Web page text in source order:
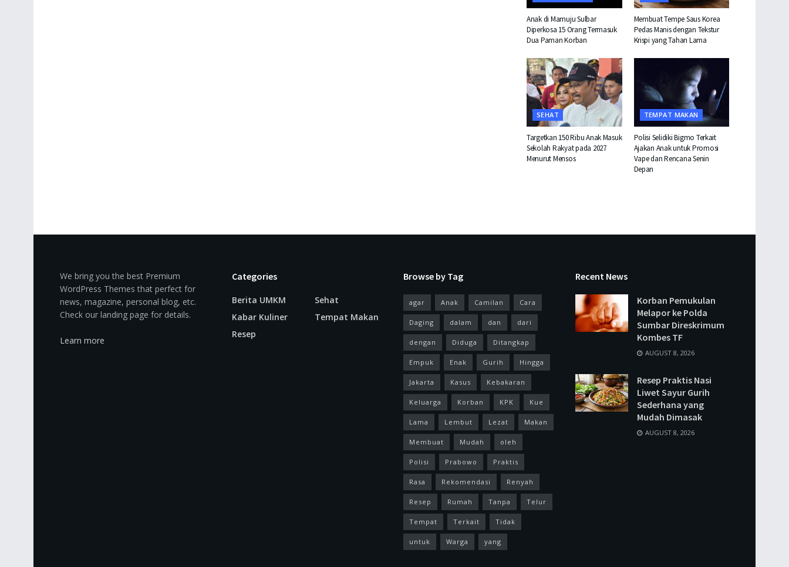
Anak di Mamuju Sulbar
Diperkosa 15 Orang Termasuk
Dua Paman Korban
Membuat Tempe Saus Korea
Pedas Manis dengan Tekstur
Krispi yang Tahan Lama
SEHAT
Targetkan 150 Ribu Anak Masuk
Sekolah Rakyat pada 2027
Menurut Mensos
TEMPAT MAKAN
Polisi Selidiki Bigmo Terkait
Ajakan Anak untuk Promosi
Vape dan Rencana Senin
Depan
We bring you the best Premium
WordPress Themes that perfect for
news, magazine, personal blog, etc.
Check our landing page for details.
Learn more
Categories
Berita UMKM
Kabar Kuliner
Resep
Sehat
Tempat Makan
Browse by Tag
agar Anak Camilan Cara
Daging dalam dan dari
dengan Diduga Ditangkap
Empuk Enak Gurih Hingga
Jakarta Kasus Kebakaran
Keluarga Korban KPK Kue
Lama Lembut Lezat Makan
Membuat Mudah oleh
Polisi Prabowo Praktis
Rasa Rekomendasi Renyah
Resep Rumah Tanpa Telur
Tempat Terkait Tidak
untuk Warga yang
Recent News
Korban Pemukulan
Melapor ke Polda
Sumbar Direskrimum
Kombes TF
AUGUST 8, 2026
Resep Praktis Nasi
Liwet Sayur Gurih
Sederhana yang
Mudah Dimasak
AUGUST 8, 2026